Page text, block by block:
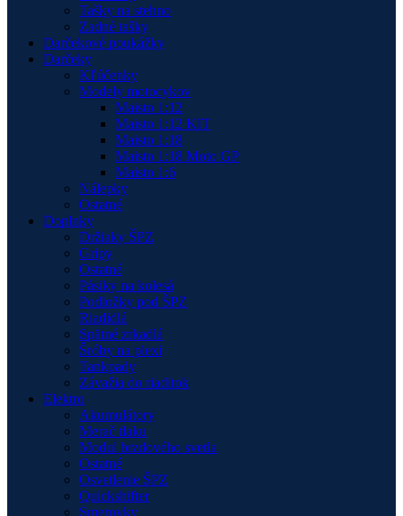
Tašky na stehno
Zadné tašky
Darčekové poukážky
Darčeky
Kľúčenky
Modely motocykov
Maisto 1:12
Maisto 1:12 KIT
Maisto 1:18
Maisto 1:18 Moto GP
Maisto 1:6
Nálepky
Ostatné
Doplnky
Držiaky ŠPZ
Gripy
Ostatné
Pásiky na kolesá
Podložky pod ŠPZ
Riadidlá
Spätné zrkadlá
Šróby na plexi
Tankpady
Závažia do riaditok
Elektro
Akumulátory
Merač tlaku
Modul brzdového svetla
Ostatné
Osvetlenie ŠPZ
Quickshifter
Smerovky